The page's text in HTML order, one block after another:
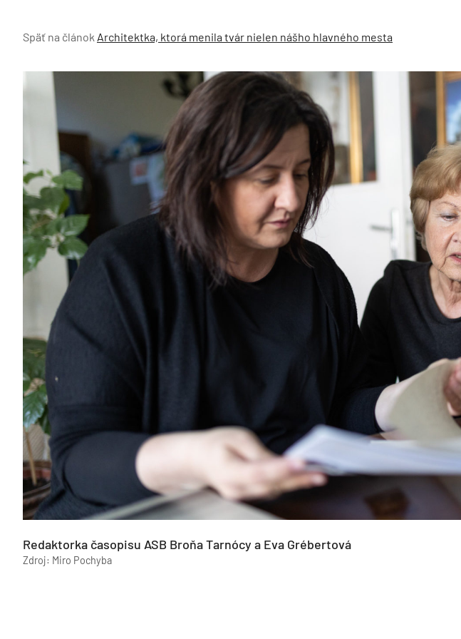
Späť na článok Architektka, ktorá menila tvár nielen nášho hlavného mesta
Redaktorka časopisu ASB Broňa Tarnócy a Eva Grébertová
Zdroj: Miro Pochyba